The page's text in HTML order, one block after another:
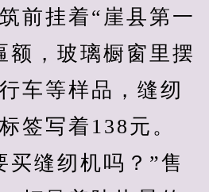
挂着“崖县第一
额，玻璃橱窗里摆
车等样品，缝纫
签写着138元。
缝纫机吗？”售